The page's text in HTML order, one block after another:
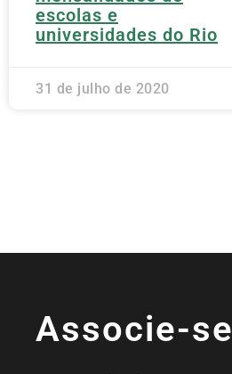
escolas e
universidades do Rio
31 de julho de 2020
Associe-se